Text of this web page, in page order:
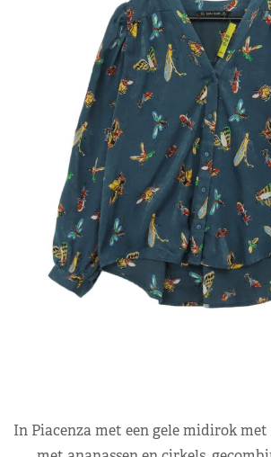
In Piacenza met een gele midirok